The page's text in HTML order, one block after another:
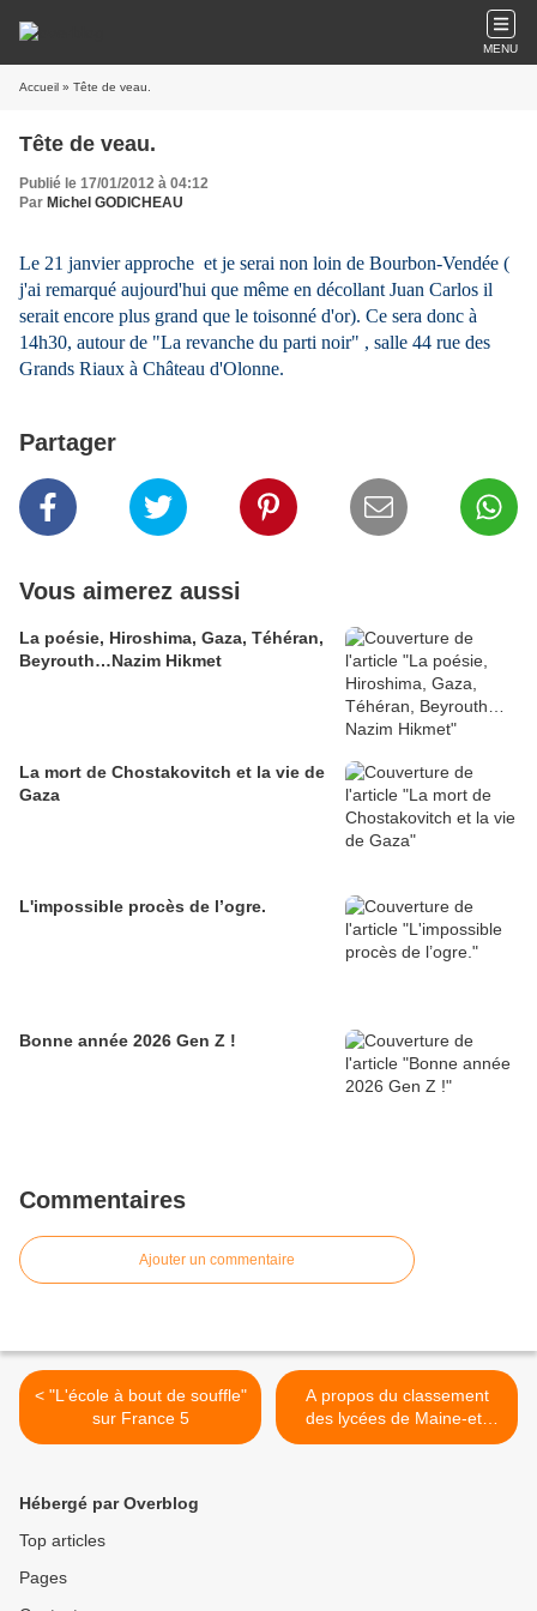
MENU
Accueil » Tête de veau.
Tête de veau.
Publié le 17/01/2012 à 04:12
Par Michel GODICHEAU
Le 21 janvier approche et je serai non loin de Bourbon-Vendée (
j'ai remarqué aujourd'hui que même en décollant Juan Carlos il
serait encore plus grand que le toisonné d'or). Ce sera donc à
14h30, autour de "La revanche du parti noir" , salle 44 rue des
Grands Riaux à Château d'Olonne.
Partager
Vous aimerez aussi
La poésie, Hiroshima, Gaza, Téhéran,
Beyrouth…Nazim Hikmet
La mort de Chostakovitch et la vie de
Gaza
L'impossible procès de l’ogre.
Bonne année 2026 Gen Z !
Commentaires
Ajouter un commentaire
< "L'école à bout de souffle"
sur France 5
A propos du classement
des lycées de Maine-et-
Loire. >
Hébergé par Overblog
Top articles
Pages